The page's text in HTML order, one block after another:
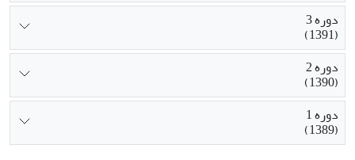
دوره 3
(1391)
دوره 2
(1390)
دوره 1
(1389)